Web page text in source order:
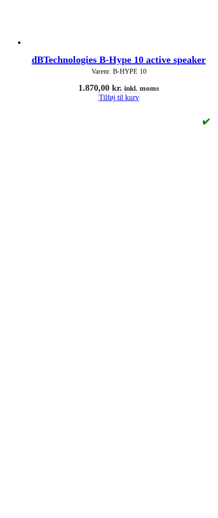
dBTechnologies B-Hype 10 active speaker
Varenr. B-HYPE 10
1.870,00 kr. inkl. moms
Tilføj til kurv
✔️